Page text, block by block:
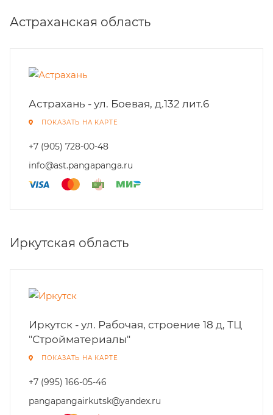
Астраханская область
Астрахань - ул. Боевая, д.132 лит.6
ПОКАЗАТЬ НА КАРТЕ
+7 (905) 728-00-48
info@ast.pangapanga.ru
Иркутская область
Иркутск - ул. Рабочая, строение 18 д, ТЦ
"Стройматериалы"
ПОКАЗАТЬ НА КАРТЕ
+7 (995) 166-05-46
pangapangairkutsk@yandex.ru